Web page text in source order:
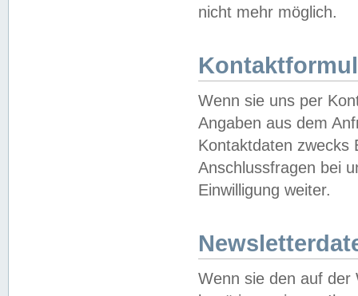
nicht mehr möglich.
Wenn sie uns per
Angaben aus dem
Kontaktdaten zwecks
Anschlussfragen bei
Einwilligung weiter.
Wenn sie den auf der